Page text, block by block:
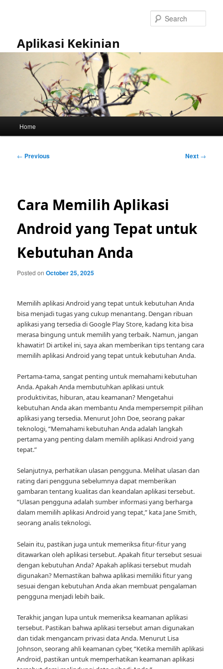
Aplikasi Kekinian
Home
Post
← Previous Next →
Cara Memilih Aplikasi
Android yang Tepat untuk
Kebutuhan Anda
Posted onOctober 25, 2025
Memilih aplikasi Android yang tepat untuk kebutuhan Anda
bisa menjadi tugas yang cukup menantang. Dengan ribuan
aplikasi yang tersedia di Google Play Store, kadang kita bisa
merasa bingung untuk memilih yang terbaik. Namun, jangan
khawatir! Di artikel ini, saya akan memberikan tips tentang cara
memilih aplikasi Android yang tepat untuk kebutuhan Anda.
Pertama-tama, sangat penting untuk memahami kebutuhan
Anda. Apakah Anda membutuhkan aplikasi untuk
produktivitas, hiburan, atau keamanan? Mengetahui
kebutuhan Anda akan membantu Anda mempersempit pilihan
aplikasi yang tersedia. Menurut John Doe, seorang pakar
teknologi, “Memahami kebutuhan Anda adalah langkah
pertama yang penting dalam memilih aplikasi Android yang
tepat.”
Selanjutnya, perhatikan ulasan pengguna. Melihat ulasan dan
rating dari pengguna sebelumnya dapat memberikan
gambaran tentang kualitas dan keandalan aplikasi tersebut.
“Ulasan pengguna adalah sumber informasi yang berharga
dalam memilih aplikasi Android yang tepat,” kata Jane Smith,
seorang analis teknologi.
Selain itu, pastikan juga untuk memeriksa fitur-fitur yang
ditawarkan oleh aplikasi tersebut. Apakah fitur tersebut sesuai
dengan kebutuhan Anda? Apakah aplikasi tersebut mudah
digunakan? Memastikan bahwa aplikasi memiliki fitur yang
sesuai dengan kebutuhan Anda akan membuat pengalaman
pengguna menjadi lebih baik.
Terakhir, jangan lupa untuk memeriksa keamanan aplikasi
tersebut. Pastikan bahwa aplikasi tersebut aman digunakan
dan tidak mengancam privasi data Anda. Menurut Lisa
Johnson, seorang ahli keamanan cyber, “Ketika memilih aplikasi
Android, pastikan untuk memperhatikan keamanan aplikasi